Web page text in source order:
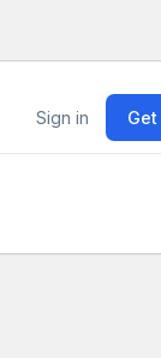
Sign in